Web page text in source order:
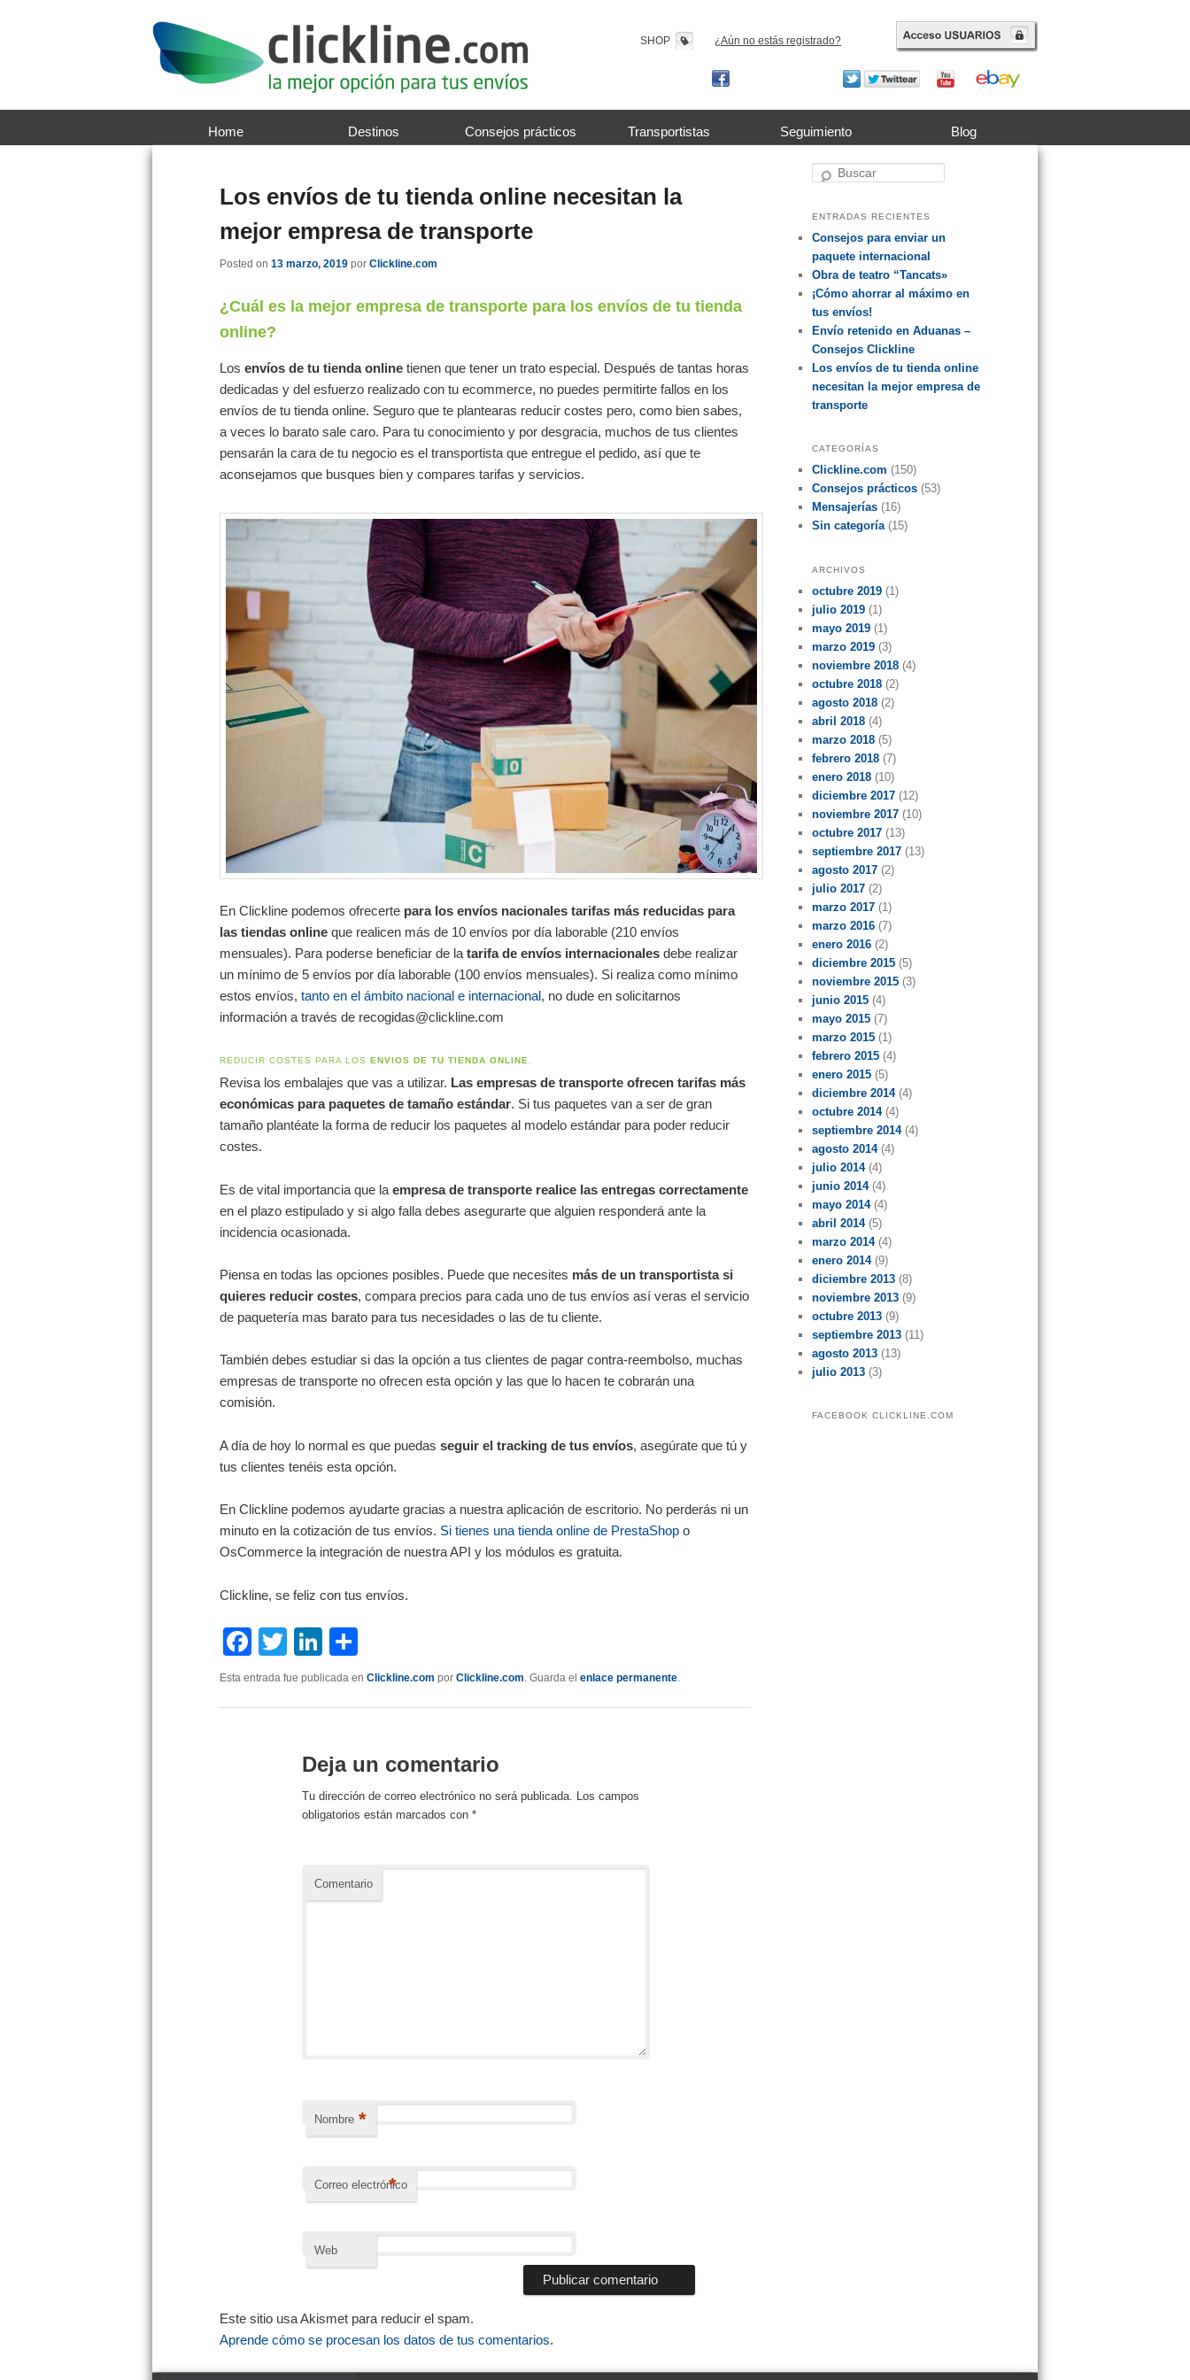
SHOP ¿Aún no estás registrado?
Home Destinos Consejos prácticos Transportistas Seguimiento Blog
Los envíos de tu tienda online necesitan la
mejor empresa de transporte
Posted on 13 marzo, 2019 por Clickline.com
¿Cuál es la mejor empresa de transporte para los envíos de tu tienda
online?
Los envíos de tu tienda online tienen que tener un trato especial. Después de tantas horas
dedicadas y del esfuerzo realizado con tu ecommerce, no puedes permitirte fallos en los
envíos de tu tienda online. Seguro que te plantearas reducir costes pero, como bien sabes,
a veces lo barato sale caro. Para tu conocimiento y por desgracia, muchos de tus clientes
pensarán la cara de tu negocio es el transportista que entregue el pedido, así que te
aconsejamos que busques bien y compares tarifas y servicios.
En Clickline podemos ofrecerte para los envíos nacionales tarifas más reducidas para
las tiendas online que realicen más de 10 envíos por día laborable (210 envíos
mensuales). Para poderse beneficiar de la tarifa de envíos internacionales debe realizar
un mínimo de 5 envíos por día laborable (100 envíos mensuales). Si realiza como mínimo
estos envíos, tanto en el ámbito nacional e internacional, no dude en solicitarnos
información a través de recogidas@clickline.com
REDUCIR COSTES PARA LOS ENVIOS DE TU TIENDA ONLINE.
Revisa los embalajes que vas a utilizar. Las empresas de transporte ofrecen tarifas más
económicas para paquetes de tamaño estándar. Si tus paquetes van a ser de gran
tamaño plantéate la forma de reducir los paquetes al modelo estándar para poder reducir
costes.
Es de vital importancia que la empresa de transporte realice las entregas correctamente
en el plazo estipulado y si algo falla debes asegurarte que alguien responderá ante la
incidencia ocasionada.
Piensa en todas las opciones posibles. Puede que necesites más de un transportista si
quieres reducir costes, compara precios para cada uno de tus envíos así veras el servicio
de paquetería mas barato para tus necesidades o las de tu cliente.
También debes estudiar si das la opción a tus clientes de pagar contra-reembolso, muchas
empresas de transporte no ofrecen esta opción y las que lo hacen te cobrarán una
comisión.
A día de hoy lo normal es que puedas seguir el tracking de tus envíos, asegúrate que tú y
tus clientes tenéis esta opción.
En Clickline podemos ayudarte gracias a nuestra aplicación de escritorio. No perderás ni un
minuto en la cotización de tus envíos. Si tienes una tienda online de PrestaShop o
OsCommerce la integración de nuestra API y los módulos es gratuita.
Clickline, se feliz con tus envíos.
Facebook
TwitterLinkedIn
Esta entrada fue publicada en Clickline.com por Clickline.com. Guarda el enlace permanente.
Deja un comentario
Tu dirección de correo electrónico no será publicada. Los campos
obligatorios están marcados con*
Comentario
Nombre *
Correo electrónico
*
Web
Este sitio usa Akismet para reducir el spam.
Aprende cómo se procesan los datos de tus comentarios.
Buscar
ENTRADAS RECIENTES
Consejos para enviar un
paquete internacional
Obra de teatro “Tancats»
¡Cómo ahorrar al máximo en
tus envíos!
Envío retenido en Aduanas –
Consejos Clickline
Los envíos de tu tienda online
necesitan la mejor empresa de
transporte
CATEGORÍAS
Clickline.com (150)
Consejos prácticos (53)
Mensajerías (16)
Sin categoría(15)
ARCHIVOS
octubre 2019 (1)
julio 2019 (1)
mayo 2019 (1)
marzo 2019 (3)
noviembre 2018 (4)
octubre 2018 (2)
agosto 2018 (2)
abril 2018 (4)
marzo 2018 (5)
febrero 2018 (7)
enero 2018 (10)
diciembre 2017 (12)
noviembre 2017 (10)
octubre 2017 (13)
septiembre 2017 (13)
agosto 2017 (2)
julio 2017 (2)
marzo 2017 (1)
marzo 2016 (7)
enero 2016 (2)
diciembre 2015 (5)
noviembre 2015 (3)
junio 2015 (4)
mayo 2015 (7)
marzo 2015 (1)
febrero 2015 (4)
enero 2015 (5)
diciembre 2014(4)
octubre 2014(4)
septiembre 2014(4)
agosto 2014(4)
julio 2014(4)
junio 2014(4)
mayo 2014(4)
abril 2014(5)
marzo 2014(4)
enero 2014(9)
diciembre 2013 (8)
noviembre 2013 (9)
octubre 2013 (9)
septiembre 2013 (11)
agosto 2013 (13)
julio 2013 (3)
FACEBOOK CLICKLINE.COM